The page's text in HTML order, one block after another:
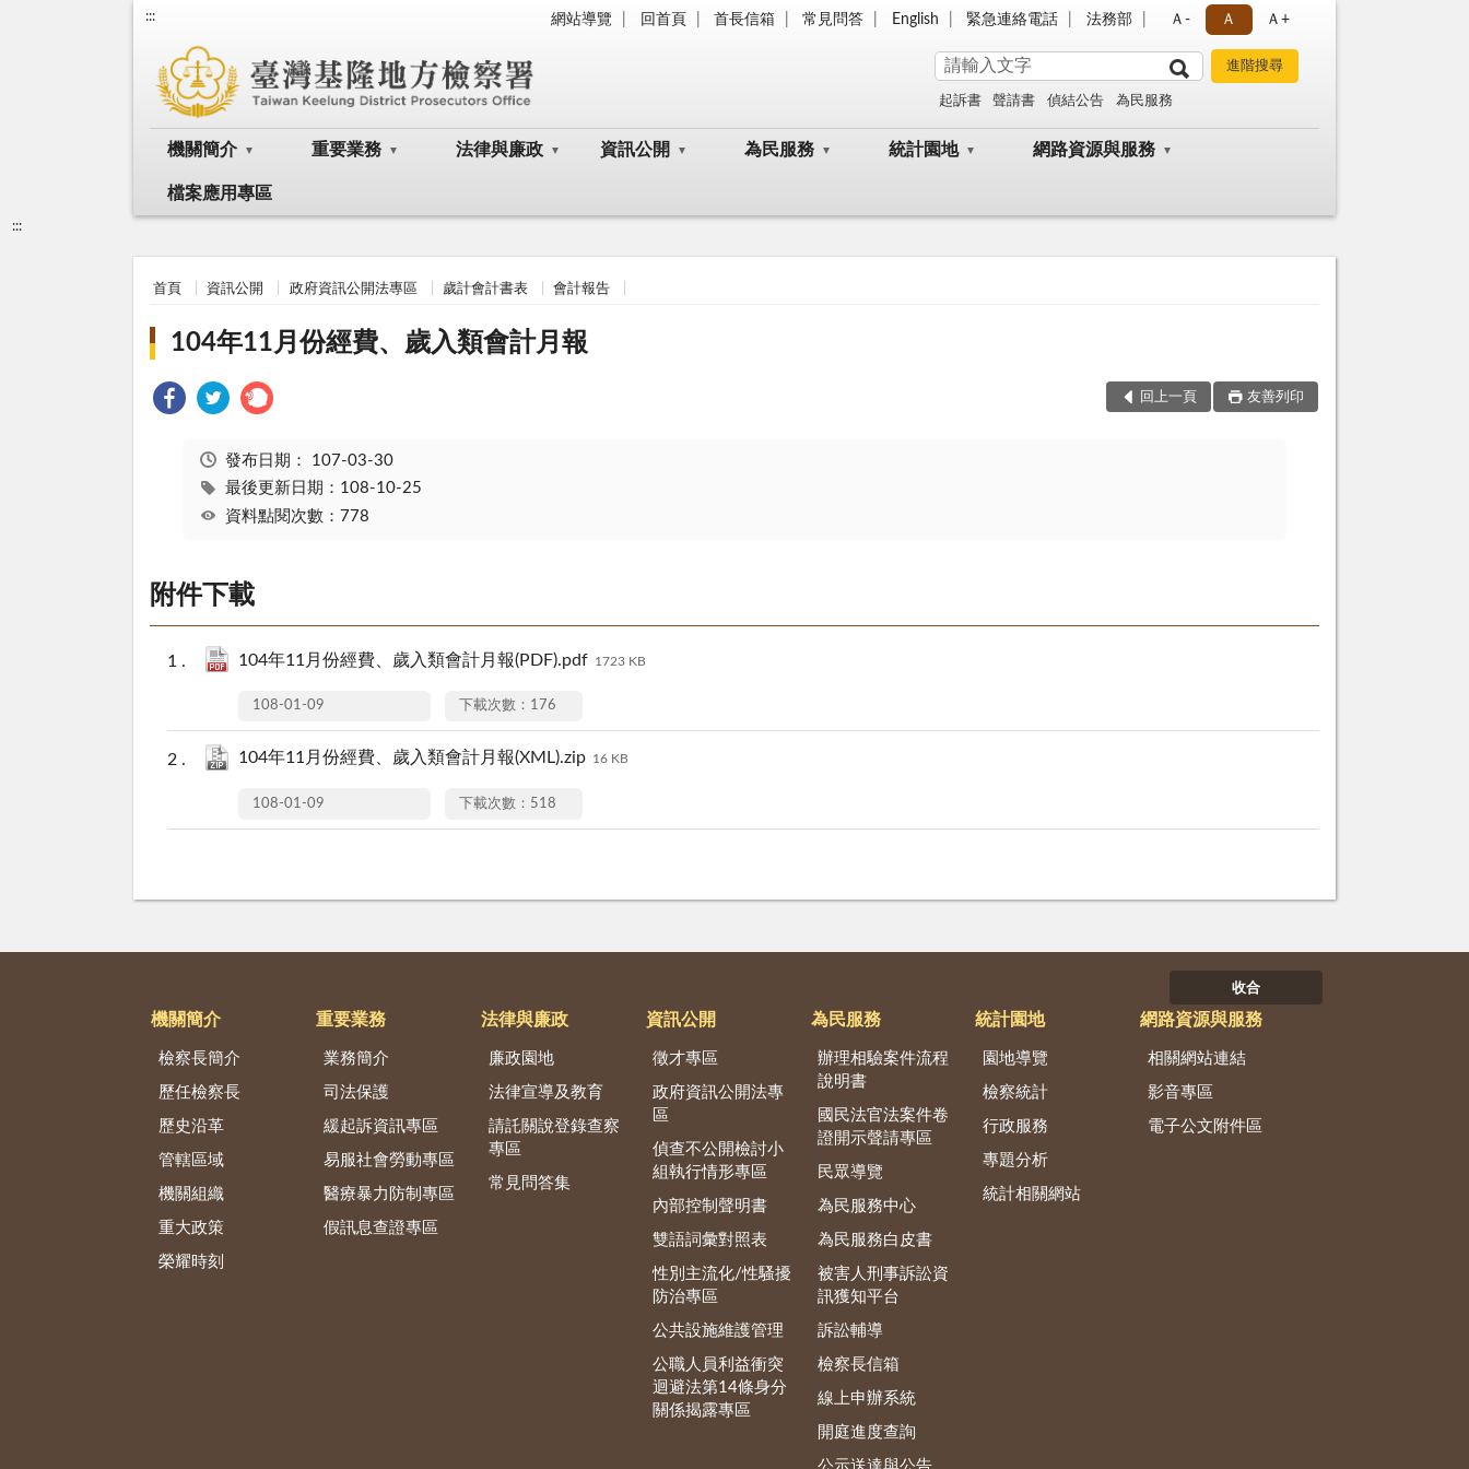
::: 網站導覽 回首頁 首長信箱 常見問答 English 緊急連絡電話 法務部 Ａ- Ａ Ａ+
起訴書 聲請書 偵結公告 為民服務
機關簡介 重要業務 法律與廉政 資訊公開 為民服務 統計園地 網路資源與服務
檔案應用專區
:::
首頁 資訊公開 政府資訊公開法專區 歲計會計書表 會計報告
104年11月份經費、歲入類會計月報
回上一頁 友善列印
發布日期： 107-03-30
最後更新日期：108-10-25
資料點閱次數：778
附件下載
104年11月份經費、歲入類會計月報(PDF).pdf 1723 KB
108-01-09 下載次數：176
104年11月份經費、歲入類會計月報(XML).zip 16 KB
108-01-09 下載次數：518
收合
機關簡介
檢察長簡介
歷任檢察長
歷史沿革
管轄區域
機關組織
重大政策
榮耀時刻
重要業務
業務簡介
司法保護
緩起訴資訊專區
易服社會勞動專區
醫療暴力防制專區
假訊息查證專區
法律與廉政
廉政園地
法律宣導及教育
請託關說登錄查察
專區
常見問答集
資訊公開
徵才專區
政府資訊公開法專
區
偵查不公開檢討小
組執行情形專區
內部控制聲明書
雙語詞彙對照表
性別主流化/性騷擾
防治專區
公共設施維護管理
公職人員利益衝突
迴避法第14條身分
關係揭露專區
為民服務
辦理相驗案件流程
說明書
國民法官法案件卷
證開示聲請專區
民眾導覽
為民服務中心
為民服務白皮書
被害人刑事訴訟資
訊獲知平台
訴訟輔導
檢察長信箱
線上申辦系統
開庭進度查詢
統計園地
園地導覽
檢察統計
行政服務
專題分析
統計相關網站
網路資源與服務
相關網站連結
影音專區
電子公文附件區